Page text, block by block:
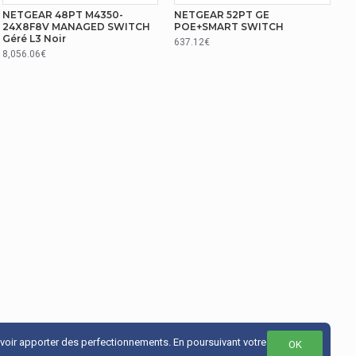
NETGEAR 48PT M4350-
24X8F8V MANAGED SWITCH
Géré L3 Noir
8,056.06€
NETGEAR 52PT GE
POE+SMART SWITCH
637.12€
OK
apporter des perfectionnements. En poursuivant votre